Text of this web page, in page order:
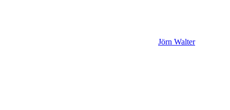
Jörn Walter